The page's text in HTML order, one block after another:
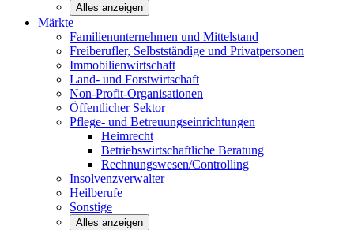
Alles anzeigen
Märkte
Familienunternehmen und Mittelstand
Freiberufler, Selbstständige und Privatpersonen
Immobilienwirtschaft
Land- und Forstwirtschaft
Non-Profit-Organisationen
Öffentlicher Sektor
Pflege- und Betreuungseinrichtungen
Heimrecht
Betriebswirtschaftliche Beratung
Rechnungswesen/Controlling
Insolvenzverwalter
Heilberufe
Sonstige
Alles anzeigen